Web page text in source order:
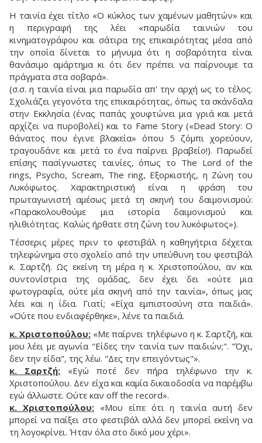
Η ταινία έχει τίτλο «Ο κύκλος των χαμένων μαθητών» και
η περιγραφή της λέει «παρωδία ταινιών του
κινηματογράφου και σάτιρα της επικαιρότητας μέσα από
την οποία δίνεται το μήνυμα ότι η σοβαρότητα είναι
θανάσιμο αμάρτημα κι ότι δεν πρέπει να παίρνουμε τα
πράγματα στα σοβαρά».
(σ.σ. η ταινία είναι μια παρωδία απ' την αρχή ως το τέλος.
Σχολιάζει γεγονότα της επικαιρότητας, όπως τα σκάνδαλα
στην Εκκλησία (ένας παπάς χουφτώνει μια γριά και μετά
αρχίζει να πυροβολεί) και το Fame Story («Dead Story: Ο
θάνατος που έγινε βλακεία» όπου 5 ζόμπι χορεύουν,
τραγουδάνε και μετά το ένα παίρνει βραβείο!). Παρωδεί
επίσης πασίγνωστες ταινίες, όπως το The Lord of the
rings, Psycho, Scream, The ring, Εξορκιστής, η Ζώνη του
Λυκόφωτος. Χαρακτηριστική είναι η φράση του
πρωταγωνιστή αμέσως μετά τη σκηνή του δαιμονισμού:
«Παρακολουθούμε μια ιστορία δαιμονισμού και
ηλιθιότητας. Καλώς ήρθατε στη ζώνη του λυκόφωτος»).
Τέσσερις μέρες πριν το φεστιβάλ η καθηγήτρια δέχεται
τηλεφώνημα στο σχολείο από την υπεύθυνη του φεστιβάλ
κ. Σαρτζή. Ως εκείνη τη μέρα η κ. Χριστοπούλου, αν και
συντονίστρια της ομάδας, δεν έχει δει «ούτε μια
φωτογραφία, ούτε μία σκηνή από την ταινία», όπως μας
λέει και η ίδια. Γιατί; «Είχα εμπιστοσύνη στα παιδιά».
«Ούτε που ενδιαφέρθηκε», λένε τα παιδιά.
κ. Χριστοπούλου: «Με παίρνει τηλέφωνο η κ. Σαρτζή, και
μου λέει με αγωνία "Είδες την ταινία των παιδιών;". "Όχι,
δεν την είδα", της λέω. "Δες την επειγόντως"».
κ. Σαρτζή: «Εγώ ποτέ δεν πήρα τηλέφωνο την κ.
Χριστοπούλου. Δεν είχα και καμία δικαιοδοσία να παρέμβω
εγώ άλλωστε. Ούτε καν off the record».
κ. Χριστοπούλου:«Μου είπε ότι η ταινία αυτή δεν
μπορεί να παίξει στο φεστιβάλ αλλά δεν μπορεί εκείνη να
τη λογοκρίνει. Ήταν όλα στο δικό μου χέρι».